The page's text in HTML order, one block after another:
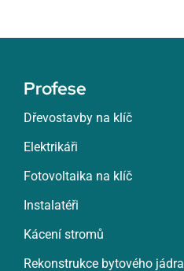
Profese
Dřevostavby na klíč
Elektrikáři
Fotovoltaika na klíč
Instalatéři
Kácení stromů
Rekonstrukce bytového jádra